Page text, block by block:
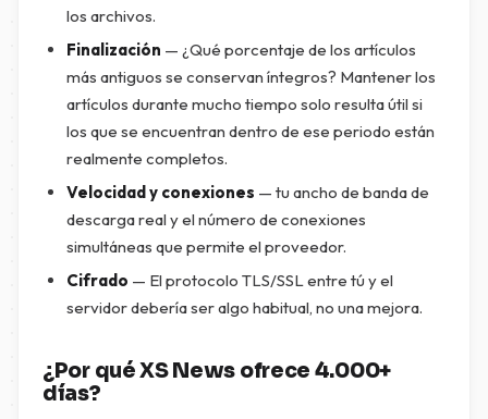
los archivos.
Finalización — ¿Qué porcentaje de los artículos
más antiguos se conservan íntegros? Mantener los
artículos durante mucho tiempo solo resulta útil si
los que se encuentran dentro de ese periodo están
realmente completos.
Velocidad y conexiones — tu ancho de banda de
descarga real y el número de conexiones
simultáneas que permite el proveedor.
Cifrado — El protocolo TLS/SSL entre tú y el
servidor debería ser algo habitual, no una mejora.
¿Por qué XS News ofrece 4.000+
días?